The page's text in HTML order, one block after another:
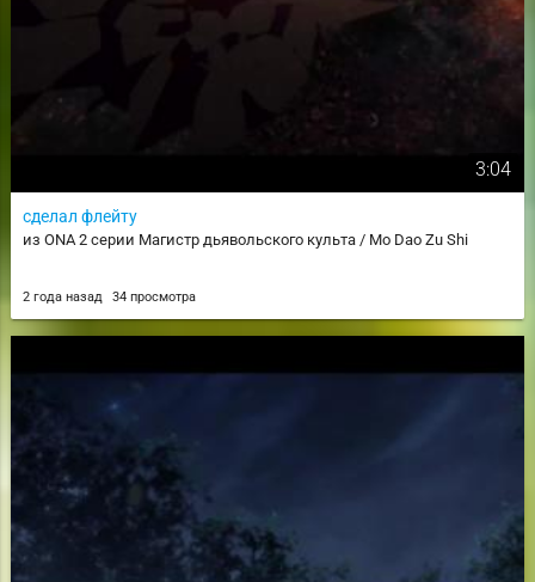
3:04
сделал флейту
из ONA 2 серии Магистр дьявольского культа / Mo Dao Zu Shi
2 года назад 34 просмотра